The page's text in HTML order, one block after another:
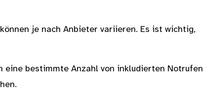
je nach Anbieter variieren. Es ist wichtig,
eine bestimmte Anzahl von inkludierten Notrufen